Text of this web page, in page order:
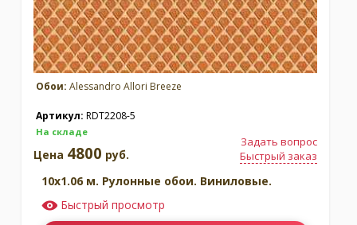
Обои: Alessandro Allori Breeze
Артикул: RDT2208-5
На складе
Задать вопрос
Быстрый заказ
Цена 4800 руб.
10x1.06 м. Рулонные обои. Виниловые.
Быстрый просмотр